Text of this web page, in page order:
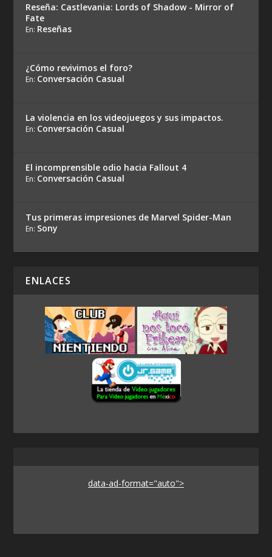
Reseña: Castlevania: Lords of Shadow - Mirror of
Fate
En: Reseñas
¿Cómo revivimos el foro?
En: Conversación Casual
La violencia en los videojuegos y sus impactos.
En: Conversación Casual
El incomprensible odio hacia Fallout 4
En: Conversación Casual
Tus primeras impresiones de Marvel Spider-Man
En: Sony
ENLACES
data-ad-format="auto">